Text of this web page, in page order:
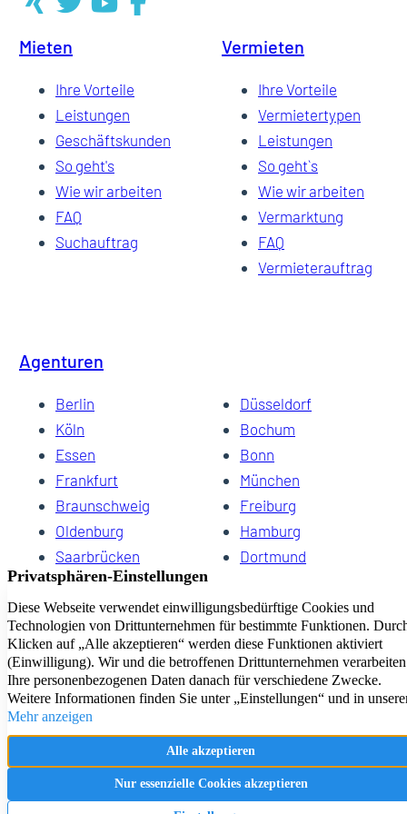
Mieten
Ihre Vorteile
Leistungen
Geschäftskunden
So geht's
Wie wir arbeiten
FAQ
Suchauftrag
Vermieten
Ihre Vorteile
Vermietertypen
Leistungen
So geht`s
Wie wir arbeiten
Vermarktung
FAQ
Vermieterauftrag
Agenturen
Berlin
Düsseldorf
Köln
Bochum
Essen
Bonn
Frankfurt
München
Braunschweig
Freiburg
Oldenburg
Hamburg
Saarbrücken
Dortmund
Hannover
Dresden
Kiel
Wuppertal
Bremen
HomeCompany eG Ihre Agenturen für Wohnen auf Zeit
Impressum Datenschutz Kontakt